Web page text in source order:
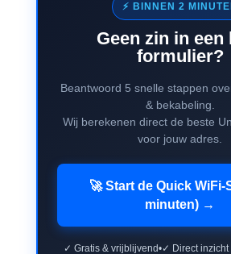
⚡ BINNEN 2
Geen zin in een
formulier?
Beantwoord 5 snelle stappen
& bekabeling.
Wij berekenen direct de beste
voor jouw adres.
🚀 Start de Quick WiFi-
minuten) →
✓ Gratis & vrijblijvend•✓ Direct